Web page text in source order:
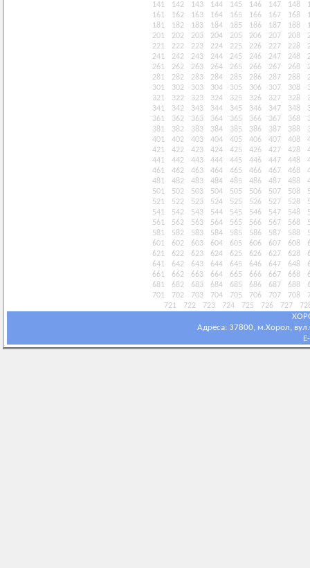
141
142 143 144 145 146 147 148
161
162 163 164 165 166 167 168
181
182 183 184 185 186 187 188
201
202 203 204 205 206 207 208
221
222 223 224 225 226 227 228
241
242 243 244 245 246 247 248
261
262 263 264 265 266 267 268
281
282 283 284 285 286 287 288
301
302 303 304 305 306 307 308
321
322 323 324 325 326 327 328
341
342 343 344 345 346 347 348
361
362 363 364 365 366 367 368
381
382 383 384 385 386 387 388
401
402 403 404 405 406 407 408
421
422 423 424 425 426 427 428
441
442 443 444 445 446 447 448
461
462 463 464 465 466 467 468
481
482 483 484 485 486 487 488
501
502 503 504 505 506 507 508
521
522 523 524 525 526 527 528
541
542 543 544 545 546 547 548
561
562 563 564 565 566 567 568
581
582 583 584 585 586 587 588
601
602 603 604 605 606 607 608
621
622 623 624 625 626 627 628
641
642 643 644 645 646 647 648
661
662 663 664 665 666 667 668
681
682 683 684 685 686 687 688
701
702 703 704 705 706 707 708
721
722 723 724 725 726 727
Адреса: 37800, м.Хорол,